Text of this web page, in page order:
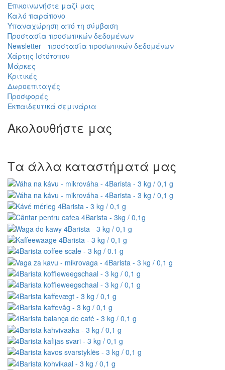
Επικοινωνήστε μαζί μας
Καλό παράπονο
Υπαναχώρηση από τη σύμβαση
Προστασία προσωπικών δεδομένων
Newsletter - προστασία προσωπικών δεδομένων
Χάρτης Ιστότοπου
Μάρκες
Κριτικές
Δωροεπιταγές
Προσφορές
Εκπαιδευτικά σεμινάρια
Ακολουθήστε μας
Τα άλλα καταστήματά μας